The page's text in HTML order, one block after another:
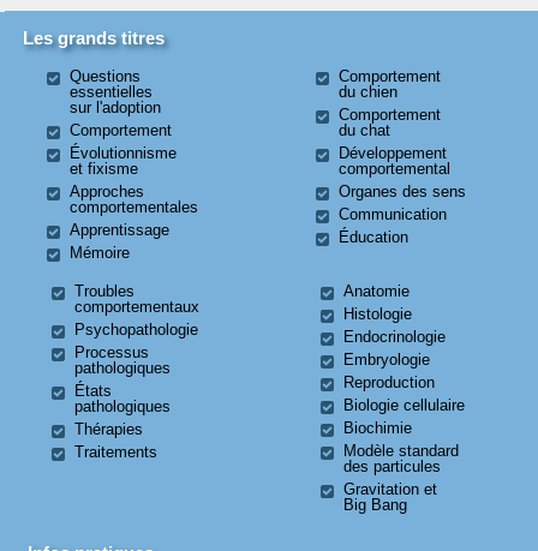
Les grands titres
Questions
essentielles
sur l'adoption
Comportement
Évolutionnisme
et fixisme
Approches
comportementales
Apprentissage
Mémoire
Comportement
du chien
Comportement
du chat
Développement
comportemental
Organes des sens
Communication
Éducation
Troubles
comportementaux
Psychopathologie
Processus
pathologiques
États
pathologiques
Thérapies
Traitements
Anatomie
Histologie
Endocrinologie
Embryologie
Reproduction
Biologie cellulaire
Biochimie
Modèle standard
des particules
Gravitation et
Big Bang